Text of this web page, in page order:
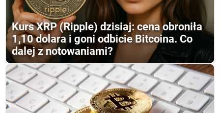
Kurs XRP (Ripple) dzisiaj: cena obroniła
1,10 dolara i goni odbicie Bitcoina. Co
dalej z notowaniami?